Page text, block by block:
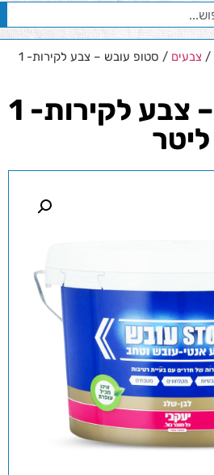
/ צבעים
/ סטופ עובש – צבע לקירות- 1
סטופ עובש – צבע לקירות- 1
ליטר